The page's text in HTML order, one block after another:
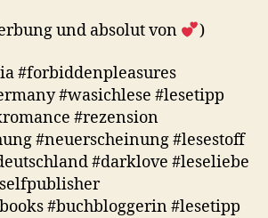
und absolut von )
#forbiddenpleasures
#wasichlese #lesetipp
#rezension
#neuerscheinung #lesestoff
#darklove #leseliebe
#buchbloggerin #lesetipp